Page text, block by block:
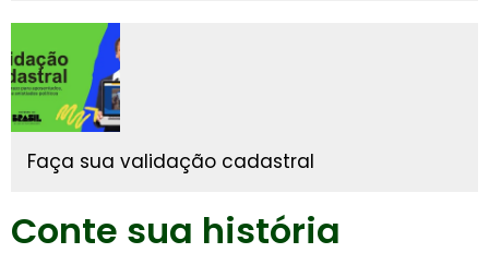
Faça sua validação cadastral
Conte sua história